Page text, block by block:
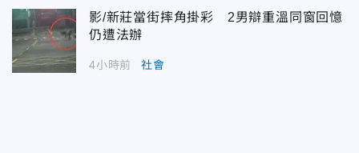
影/新莊當街摔角掛彩 2男辯重溫同窗回憶
仍遭法辦
4小時前 社會